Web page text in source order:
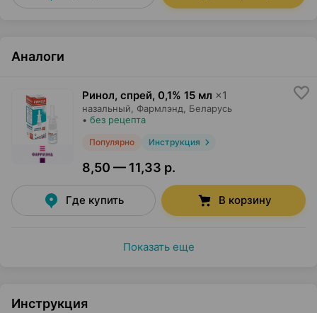
Аналоги
Ринол, спрей, 0,1% 15 мл ×1
назальный, Фармлэнд , Беларусь
• без рецепта
Популярно Инструкция
8,50 — 11,33 р.
Где купить В корзину
Показать еще
Инструкция